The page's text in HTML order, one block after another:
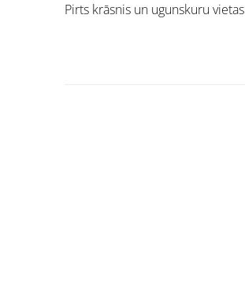
Pirts krāsnis un ugunskuru vietas